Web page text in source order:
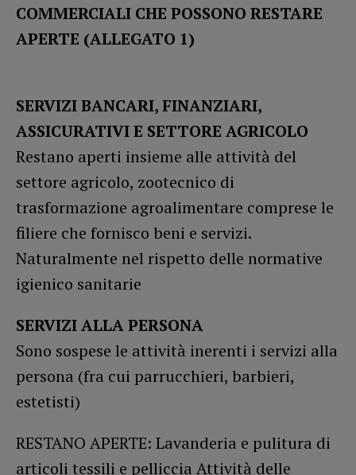
COMMERCIALI CHE POSSONO RESTARE
APERTE (ALLEGATO 1)
SERVIZI BANCARI, FINANZIARI,
ASSICURATIVI E SETTORE AGRICOLO
Restano aperti insieme alle attività del
settore agricolo, zootecnico di
trasformazione agroalimentare comprese le
filiere che fornisco beni e servizi.
Naturalmente nel rispetto delle normative
igienico sanitarie
SERVIZI ALLA PERSONA
Sono sospese le attività inerenti i servizi alla
persona (fra cui parrucchieri, barbieri,
estetisti)
RESTANO APERTE: Lavanderia e pulitura di
articoli tessili e pelliccia Attività delle